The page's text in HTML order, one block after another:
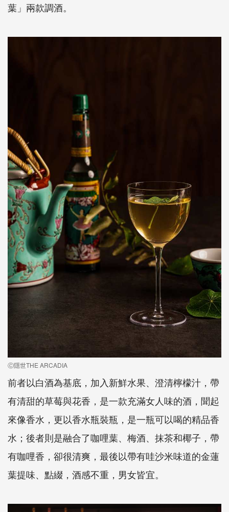
葉」兩款調酒。
Ⓒ隱世THE ARCADIA
前者以白酒為基底，加入新鮮水果、澄清檸檬汁，帶
有清甜的草莓與花香，是一款充滿女人味的酒，聞起
來像香水，更以香水瓶裝瓶，是一瓶可以喝的精品香
水；後者則是融合了咖哩葉、梅酒、抹茶和椰子，帶
有咖哩香，卻很清爽，最後以帶有哇沙米味道的金蓮
葉提味、點綴，酒感不重，男女皆宜。